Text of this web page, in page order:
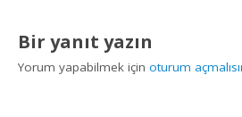
Bir yanıt yazın
Yorum yapabilmek içinoturum